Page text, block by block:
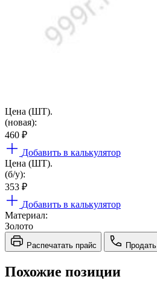
Цена (ШТ).
(новая):
460 ₽
Добавить в калькулятор
Цена (ШТ).
(б/у):
353 ₽
Добавить в калькулятор
Материал:
Золото
Распечатать прайс Продать
Похожие позиции